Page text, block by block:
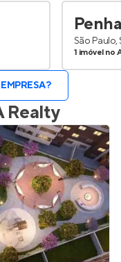
São Paulo,
1 imóvel no
Realty